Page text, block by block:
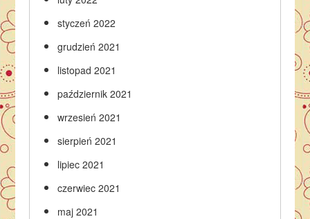
styczeń 2022
grudzień 2021
listopad 2021
październik 2021
wrzesień 2021
sierpień 2021
lipiec 2021
czerwiec 2021
maj 2021